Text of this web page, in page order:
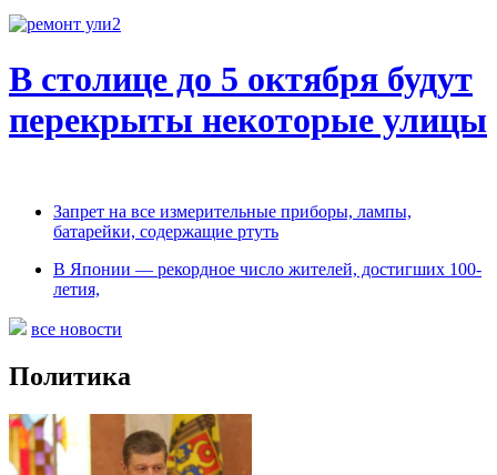
В столице до 5 октября будут
перекрыты некоторые улицы
Запрет на все измерительные приборы, лампы,
батарейки, содержащие ртуть
В Японии — рекордное число жителей, достигших 100-
летия,
все новости
Политика